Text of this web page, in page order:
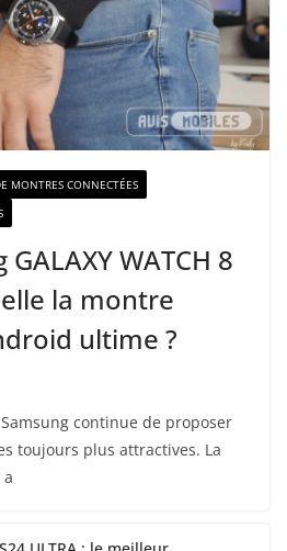
MONTRES CONNECTÉES
WATCH 8
elle la montre
ultime ?
continue de proposer
toujours plus attractives. La
a